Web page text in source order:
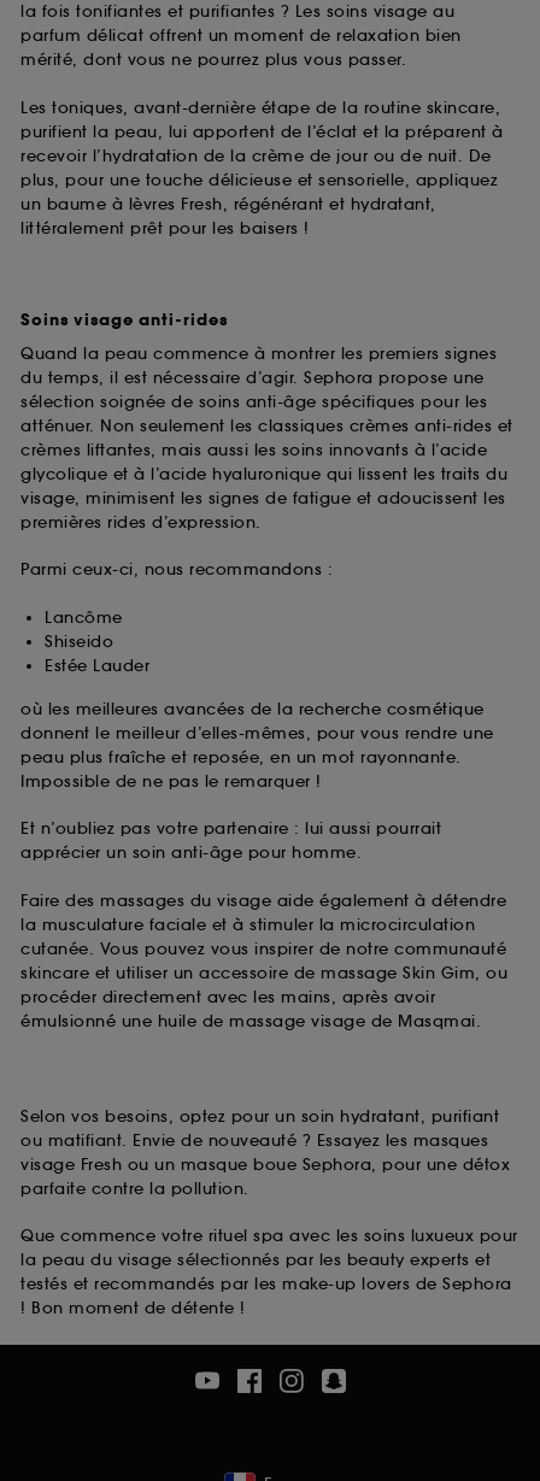
la fois tonifiantes et purifiantes ? Les soins visage au
parfum délicat offrent un moment de relaxation bien
mérité, dont vous ne pourrez plus vous passer.
Les toniques, avant-dernière étape de la routine skincare,
purifient la peau, lui apportent de l’éclat et la préparent à
recevoir l’hydratation de la crème de jour ou de nuit. De
plus, pour une touche délicieuse et sensorielle, appliquez
un baume à lèvres Fresh, régénérant et hydratant,
littéralement prêt pour les baisers !
Soins visage anti-rides
Quand la peau commence à montrer les premiers signes
du temps, il est nécessaire d’agir. Sephora propose une
sélection soignée de soins anti-âge spécifiques pour les
atténuer. Non seulement les classiques crèmes anti-rides et
crèmes liftantes, mais aussi les soins innovants à l’acide
glycolique et à l’acide hyaluronique qui lissent les traits du
visage, minimisent les signes de fatigue et adoucissent les
premières rides d’expression.
Parmi ceux-ci, nous recommandons :
Lancôme
Shiseido
Estée Lauder
où les meilleures avancées de la recherche cosmétique
donnent le meilleur d’elles-mêmes, pour vous rendre une
peau plus fraîche et reposée, en un mot rayonnante.
Impossible de ne pas le remarquer !
Et n’oubliez pas votre partenaire : lui aussi pourrait
apprécier un soin anti-âge pour homme.
Faire des massages du visage aide également à détendre
la musculature faciale et à stimuler la microcirculation
cutanée. Vous pouvez vous inspirer de notre communauté
skincare et utiliser un accessoire de massage Skin Gim, ou
procéder directement avec les mains, après avoir
émulsionné une huile de massage visage de Masqmai.
Selon vos besoins, optez pour un soin hydratant, purifiant
ou matifiant. Envie de nouveauté ? Essayez les masques
visage Fresh ou un masque boue Sephora, pour une détox
parfaite contre la pollution.
Que commence votre rituel spa avec les soins luxueux pour
la peau du visage sélectionnés par les beauty experts et
testés et recommandés par les make-up lovers de Sephora
! Bon moment de détente !
sur "continuer sans accepter". Voous pouvez à tout
moment choisir de retirer votrte consentement. Si vous
souhaitez obtenir plus d'information sur les cookies